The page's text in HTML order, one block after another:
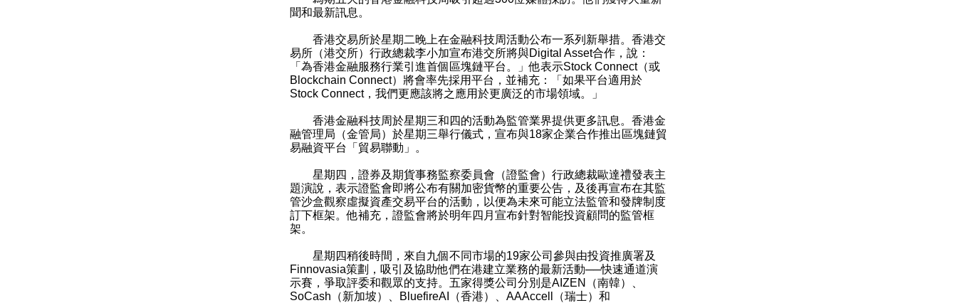
聞和最新訊息。
香港交易所於星期二晚上在金融科技周活動公布一系列新舉措。香港交
易所（港交所）行政總裁李小加宣布港交所將與Digital Asset合作，說：
「為香港金融服務行業引進首個區塊鏈平台。」他表示Stock Connect（或
Blockchain Connect）將會率先採用平台，並補充：「如果平台適用於
Stock Connect，我們更應該將之應用於更廣泛的市場領域。」
香港金融科技周於星期三和四的活動為監管業界提供更多訊息。香港金
融管理局（金管局）於星期三舉行儀式，宣布與18家企業合作推出區塊鏈貿
易融資平台「 貿易聯動 」。
星期四，證券及期貨事務監察委員會（證監會）行政總裁歐達禮發表主
題演說 ，表示證監會即將公布有關加密貨幣的重要公告 ，及後再宣布在其監
管沙盒觀察虛擬資產交易平台的活動，以便為未來可能立法監管和發牌制度
訂下框架。他補充，證監會將於明年四月宣布針對智能投資顧問的監管框
架。
星期四稍後時間，來自九個不同市場的19家公司參與由投資推廣署及
Finnovasia策劃，吸引及協助他們在港建立業務的最新活動──快速通道演
示賽，爭取評委和觀眾的支持。五家得獎公司分別是AIZEN（南韓）、
SoCash（新加坡）、BluefireAI（香港）、AAAccell（瑞士）和